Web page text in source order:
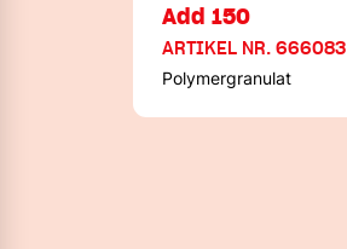
Add 150
ARTIKEL NR. 666083
Polymergranulat